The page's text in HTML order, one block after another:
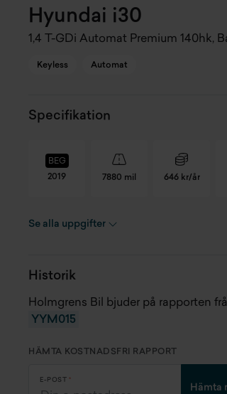
Hyundai i30
1,4 T-GDi Automat Premium 140hk,
Keyless Automat
Specifikation
BEG
2019
7880 mil 646 kr/år
Chassinummer
Skick
Se alla uppgifter
Historik
Holmgrens Bil bjuder på rapporten
YYM015
HÄMTA KOSTNADSFRI RAPPORT
E-POST
Hämta